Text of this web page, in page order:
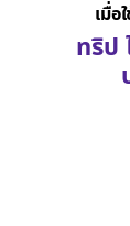
เมื่อ
ทริป